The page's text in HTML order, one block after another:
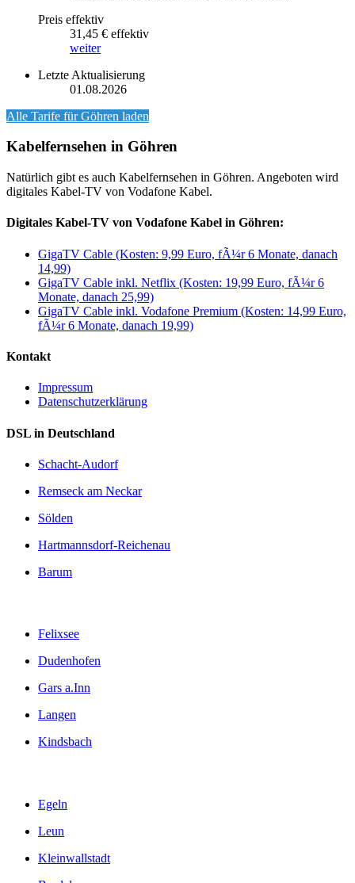
Preis effektiv
31,45 € effektiv
weiter
Letzte Aktualisierung
01.08.2026
Alle Tarife fürGöhren laden
Kabelfernsehen in Göhren
Natürlich gibt es auch Kabelfernsehen in Göhren. Angeboten wird
digitales Kabel-TV von Vodafone Kabel.
Digitales Kabel-TV von Vodafone Kabel in Göhren:
GigaTV Cable (Kosten: 9,99 Euro, fÃ¼r 6 Monate, danach
14,99)
GigaTV Cable inkl. Netflix (Kosten: 19,99 Euro, fÃ¼r 6
Monate, danach 25,99)
GigaTV Cable inkl. Vodafone Premium (Kosten: 14,99 Euro,
fÃ¼r 6 Monate, danach 19,99)
Kontakt
Impressum
Datenschutzerklärung
DSL in Deutschland
Schacht-Audorf
Remseck am Neckar
Sölden
Hartmannsdorf-Reichenau
Barum
Felixsee
Dudenhofen
Gars a.Inn
Langen
Kindsbach
Egeln
Leun
Kleinwallstadt